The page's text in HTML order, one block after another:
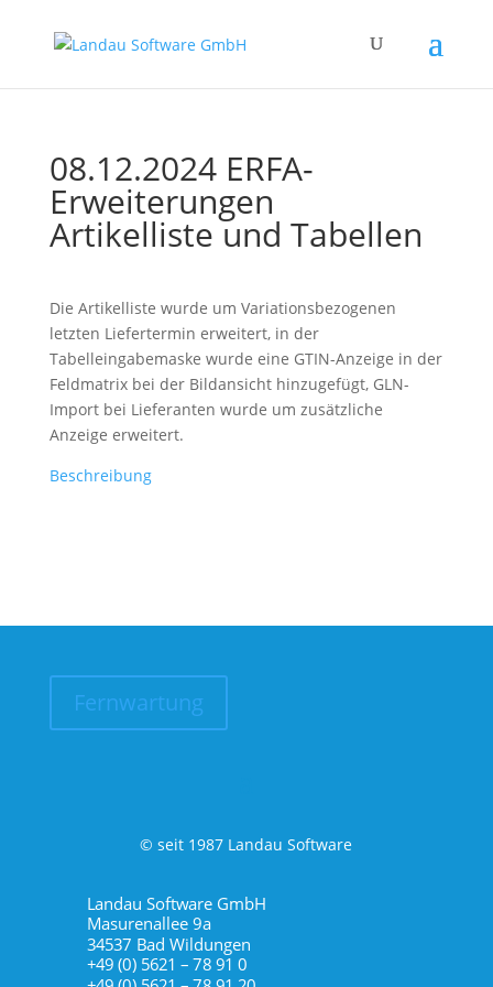
08.12.2024 ERFA-
Erweiterungen
Artikelliste und Tabellen
Die Artikelliste wurde um Variationsbezogenen
letzten Liefertermin erweitert, in der
Tabelleingabemaske wurde eine GTIN-Anzeige in der
Feldmatrix bei der Bildansicht hinzugefügt, GLN-
Import bei Lieferanten wurde um zusätzliche
Anzeige erweitert.
Beschreibung
Fernwartung
© seit 1987 Landau Software
Landau Software GmbH
Masurenallee 9a
34537 Bad Wildungen
+49 (0) 5621 – 78 91 0